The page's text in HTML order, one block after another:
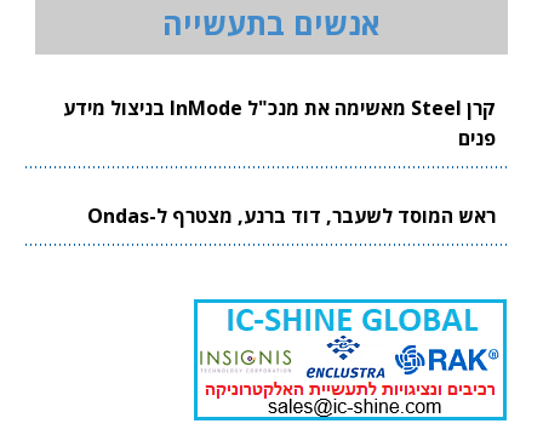
אנשים בתעשייה
קרן Steel מאשימה את מנכ"ל InMode בניצול מידע
פנים
ראש המוסד לשעבר, דוד ברנע, מצטרף ל-Ondas